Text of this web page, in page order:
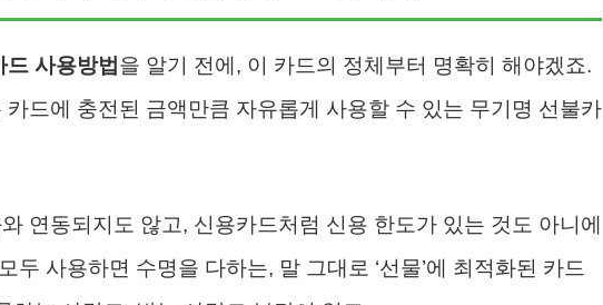
사용방법 을 알기 전에, 이 카드의 정체부터 명확히 해야겠죠.
카드에 충전된 금액만큼 자유롭게 사용할 수 있는 무기명 선불카
연동되지도 않고, 신용카드처럼 신용 한도가 있는 것도 아니에
두 사용하면 수명을 다하는, 말 그대로 ‘선물’에 최적화된 카드